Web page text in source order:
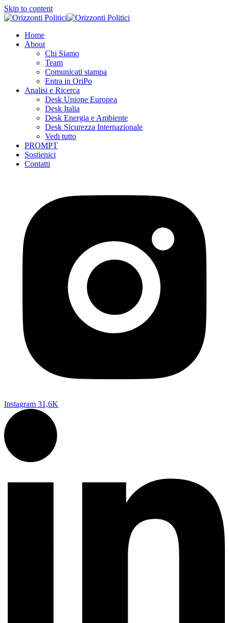
Skip to content
Home
About
Chi Siamo
Team
Comunicati stampa
Entra in OriPo
Analisi e Ricerca
Desk Unione Europea
Desk Italia
Desk Energia e Ambiente
Desk Sicurezza Internazionale
Vedi tutto
PROMPT
Sostienici
Contatti
Instagram 31,6K